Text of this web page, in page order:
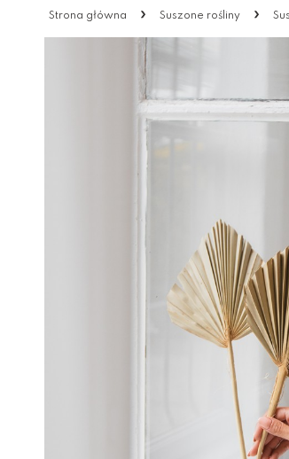
Strona główna » Suszone rośliny »